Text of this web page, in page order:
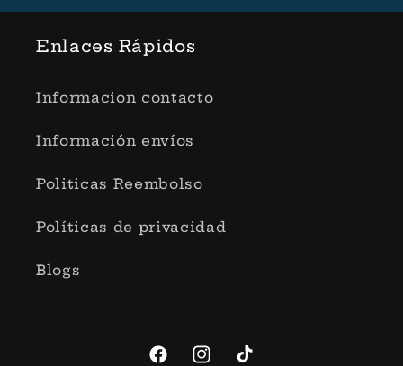
Enlaces Rápidos
Informacion contacto
Información envíos
Politicas Reembolso
Políticas de privacidad
Blogs